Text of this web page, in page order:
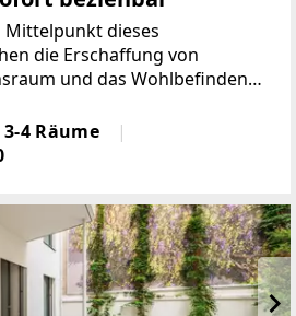
Mittelpunkt dieses
die Erschaffung von
und das Wohlbefinden
Neben der Optimierung
Immobile, achten wir beim
3-4 Räume